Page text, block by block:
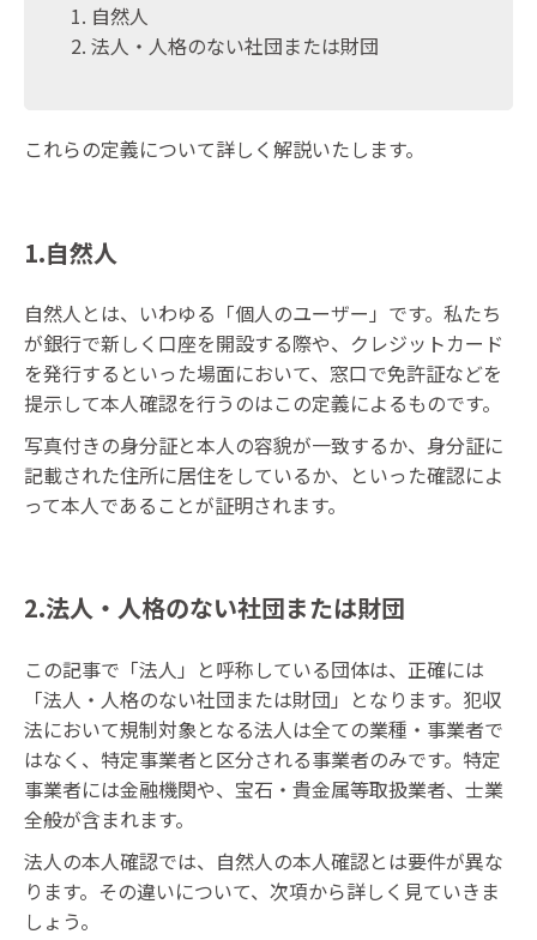
自然人
法人・人格のない社団または財団
これらの定義について詳しく解説いたします。
1.自然人
自然人とは、いわゆる「個人のユーザー」です。私たち
が銀行で新しく口座を開設する際や、クレジットカード
を発行するといった場面において、窓口で免許証などを
提示して本人確認を行うのはこの定義によるものです。
写真付きの身分証と本人の容貌が一致するか、身分証に
記載された住所に居住をしているか、といった確認によ
って本人であることが証明されます。
2.法人・人格のない社団または財団
この記事で「法人」と呼称している団体は、正確には
「法人・人格のない社団または財団」となります。犯収
法において規制対象となる法人は全ての業種・事業者で
はなく、特定事業者と区分される事業者のみです。特定
事業者には金融機関や、宝石・貴金属等取扱業者、士業
全般が含まれます。
法人の本人確認では、自然人の本人確認とは要件が異な
ります。その違いについて、次項から詳しく見ていきま
しょう。